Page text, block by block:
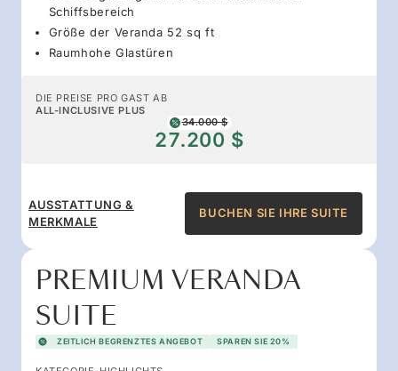
Schiffsbereich
Größe der Veranda 52 sq ft
Raumhohe Glastüren
DIE PREISE PRO GAST AB
ALL-INCLUSIVE PLUS
34.000 $
27.200 $
AUSSTATTUNG &
MERKMALE
BUCHEN SIE IHRE SUITE
PREMIUM VERANDA
SUITE
ZEITLICH BEGRENZTES ANGEBOT SPAREN SIE 20%